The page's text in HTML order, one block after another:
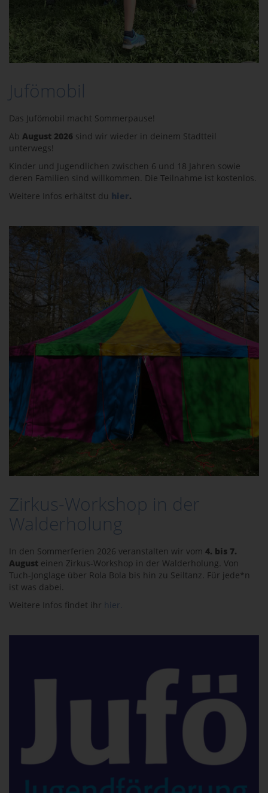
Jufömobil
Das Jufömobil macht Sommerpause!
Ab August 2026 sind wir wieder in deinem Stadtteil
unterwegs!
Kinder und Jugendlichen zwischen 6 und 18 Jahren sowie
deren Familien sind willkommen. Die Teilnahme ist kostenlos.
Weitere Infos erhältst du hier.
Zirkus-Workshop in der
Walderholung
In den Sommerferien 2026 veranstalten wir vom 4. bis 7.
August einen Zirkus-Workshop in der Walderholung. Von
Tuch-Jonglage über Rola Bola bis hin zu Seiltanz. Für jede*n
ist was dabei.
Weitere Infos findet ihr hier.